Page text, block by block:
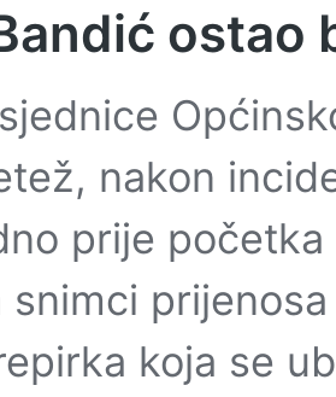
ostao
nakon
prije
snimci
koja se